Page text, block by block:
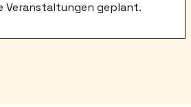
Veranstaltungen geplant.